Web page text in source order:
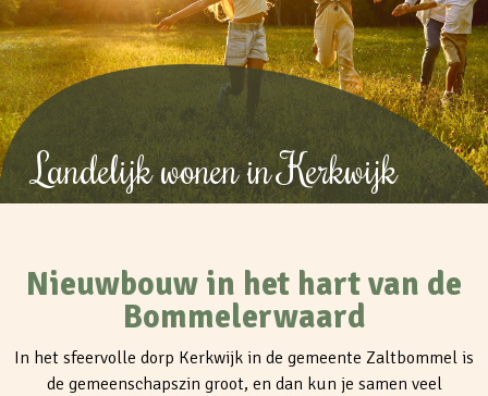
Landelijk wonen in Kerkwijk
Nieuwbouw in het hart van de
Bommelerwaard
In het sfeervolle dorp Kerkwijk in de gemeente Zaltbommel is
de gemeenschapszin groot, en dan kun je samen veel